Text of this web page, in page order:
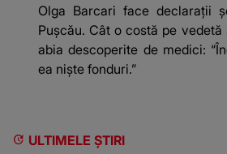
Olga Barcari face declarații
Pușcău. Cât o costă pe
abia descoperite de medici:
ea niște fonduri.”
ULTIMELE ȘTIRI